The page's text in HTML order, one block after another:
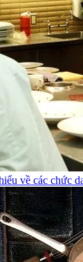
về các chức